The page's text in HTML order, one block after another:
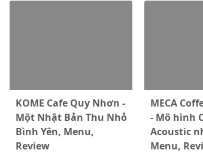
KOME Cafe Quy Nhơn -
Một Nhật Bản Thu Nhỏ
Bình Yên, Menu,
Review
MECA
- Mô hình
Acoustic
Menu,